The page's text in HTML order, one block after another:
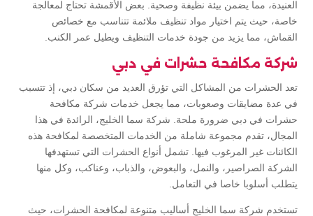
العنيدة، مما يضمن بيئة نظيفة وصحية. بعض الأقمشة تحتاج لمعالجة
خاصة، حيث يتم اختيار مواد تنظيف ملائمة تتناسب مع خصائص
القماش، مما يزيد من جودة خدمات التنظيف ويطيل عمر الكنب.
شركة مكافحة حشرات في دبي
تعد الحشرات من المشاكل التي تؤرق العديد من سكان دبي، إذ تتسبب
في عدة مضايقات وصعوبات، مما يجعل خدمات شركة مكافحة
حشرات في دبي ضرورة ملحة. شركة سما الخليج، الرائدة في هذا
المجال، تقدم مجموعة شاملة من الخدمات المتخصصة لمكافحة هذه
الكائنات غير المرغوب فيها. تشمل أنواع الحشرات التي تستهدفها
الشركة الصراصير، والنمل، والبعوض، والذباب، وعناكب، وكل منها
يتطلب أسلوبا خاصا في التعامل.
تستخدم شركة سما الخليج أساليب متنوعة لمكافحة الحشرات، حيث